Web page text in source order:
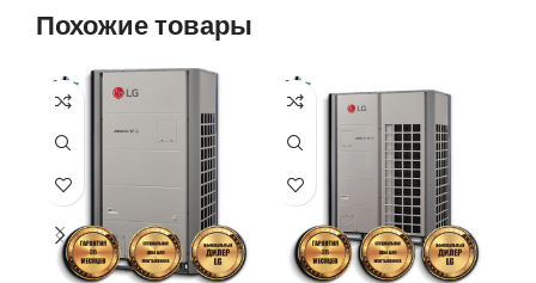
Похожие товары